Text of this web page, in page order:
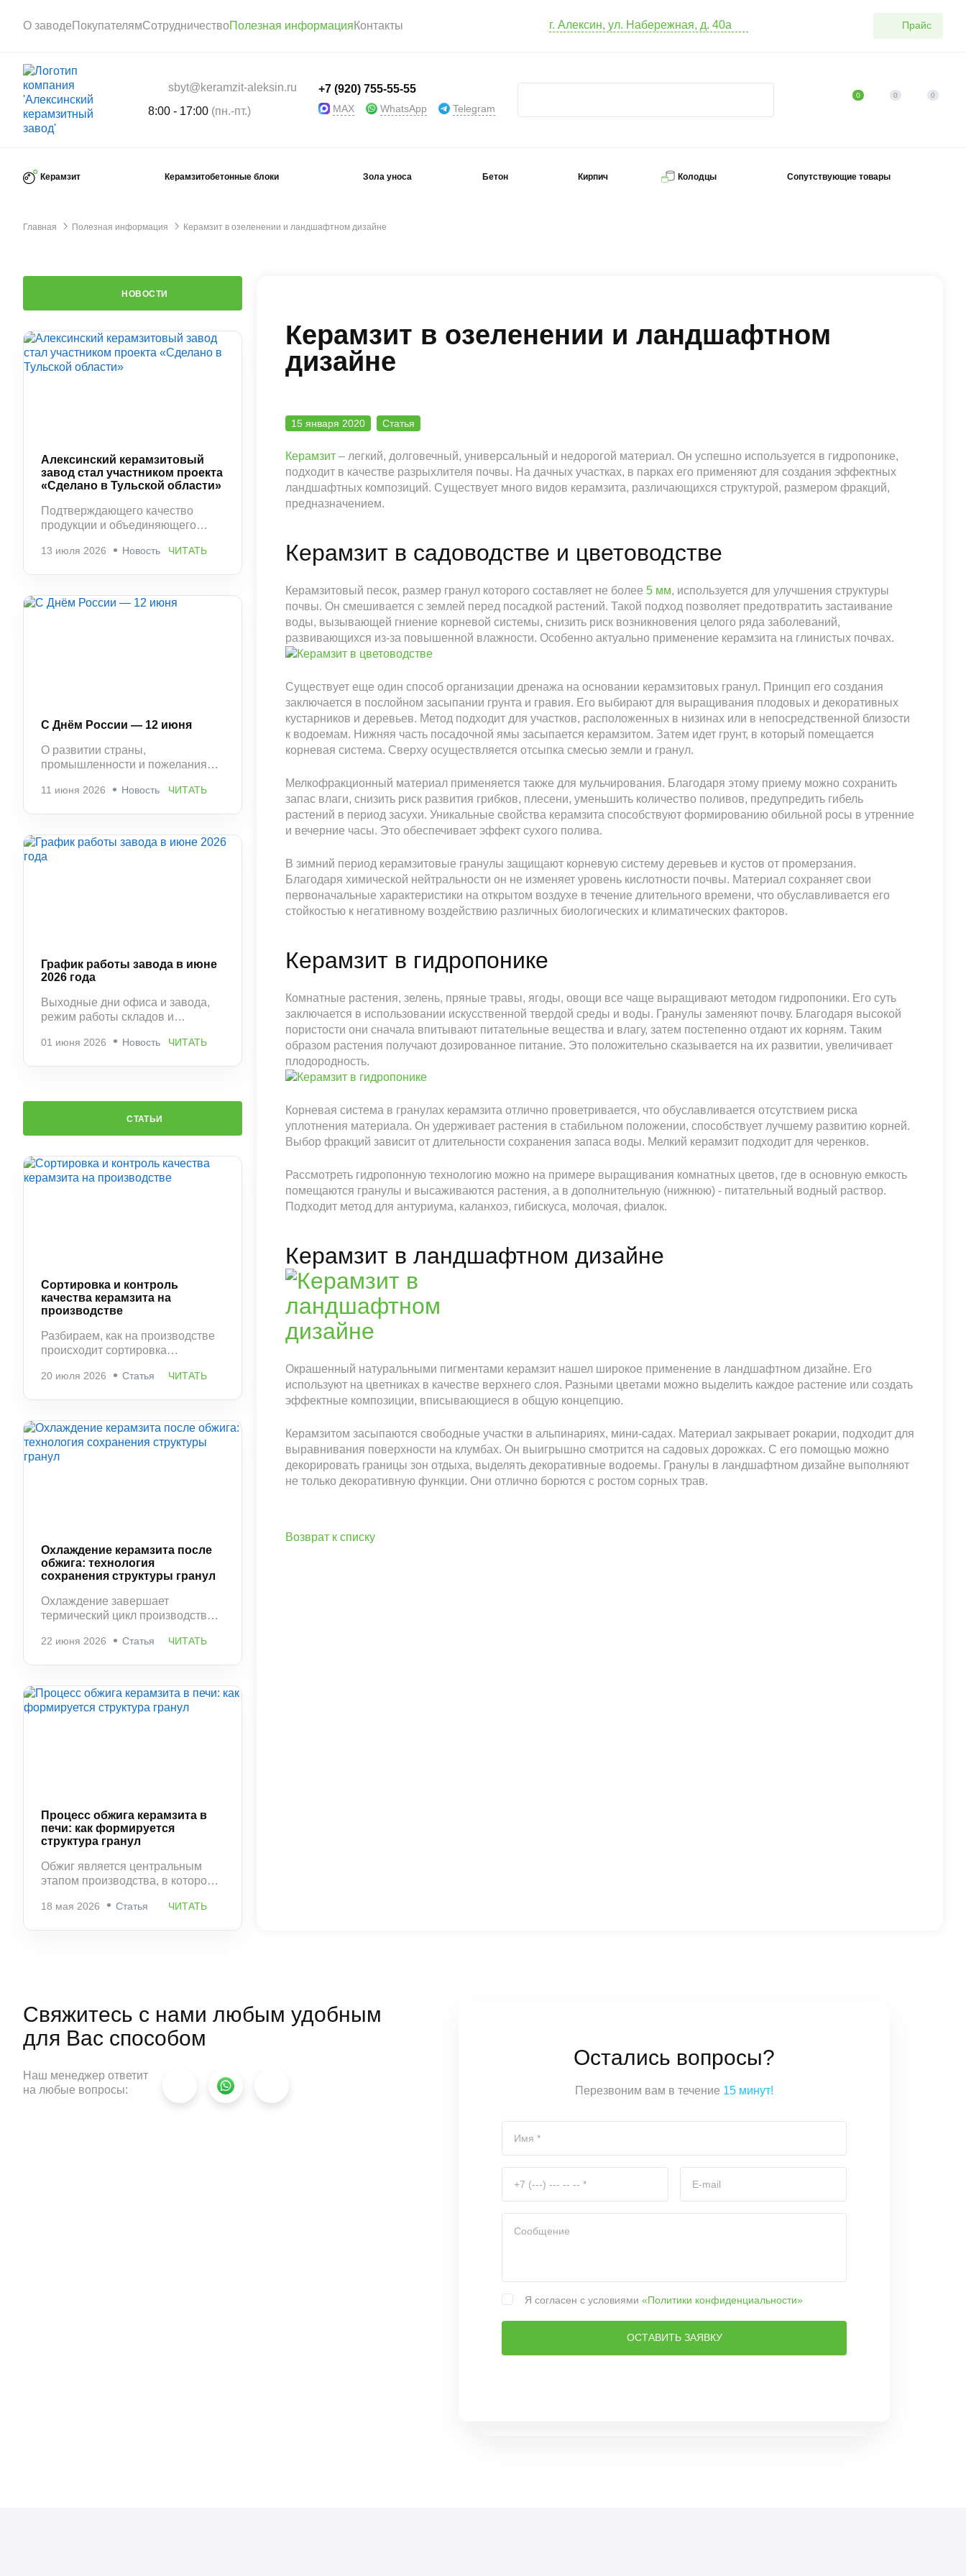
О заводе ПокупателямСотрудничествоПолезная информация Контакты г. Алексин, ул. Набережная, д. 40а Прайс
sbyt@keramzit-aleksin.ru
8:00 - 17:00(пн.-пт.)
+7 (920) 755-55-55
MAX WhatsApp Telegram
0 0 0
Керамзит Керамзитобетонные блоки Зола уноса Бетон Кирпич Колодцы Сопутствующие товары
Главная Полезная информация Керамзит в озеленении и ландшафтном дизайне
НОВОСТИ
Алексинский керамзитовый
завод стал участником проекта
«Сделано в Тульской области»
Подтверждающего качество
продукции и объединяющего
региона.
13 июля 2026 Новость ЧИТАТЬ
С Днём России — 12 июня
О развитии страны,
промышленности и пожелания
11 июня 2026 Новость ЧИТАТЬ
График работы завода в июне
2026 года
Выходные дни офиса и завода,
режим работы складов и
01 июня 2026 Новость ЧИТАТЬ
СТАТЬИ
Сортировка и контроль
качества керамзита на
производстве
Разбираем, как на производстве
происходит сортировка
контроль качества. Какие
влияет на свойства материала.
20 июля 2026 Статья ЧИТАТЬ
Охлаждение керамзита после
обжига: технология
сохранения структуры гранул
Охлаждение завершает
термический цикл производства и
материала, сформированную в
прочность, стабильную
пористость и устойчивость к
разрушению.
22 июня 2026 Статья ЧИТАТЬ
Процесс обжига керамзита в
печи: как формируется
структура гранул
Обжиг является центральным
этапом производства, в котором
свойства керамзита. Именно
18 мая 2026 Статья ЧИТАТЬ
Керамзит в озеленении и ландшафтном
дизайне
15 января 2020 Статья
Керамзит – легкий, долговечный, универсальный и недорогой материал. Он успешно используется в гидропонике,
подходит в качестве разрыхлителя почвы. На дачных участках, в парках его применяют для создания эффектных
ландшафтных композиций. Существует много видов керамзита, различающихся структурой, размером фракций,
предназначением.
Керамзит в садоводстве и цветоводстве
Керамзитовый песок, размер гранул которого составляет не более 5 мм, используется для улучшения структуры
почвы. Он смешивается с землей перед посадкой растений. Такой подход позволяет предотвратить застаивание
воды, вызывающей гниение корневой системы, снизить риск возникновения целого ряда заболеваний,
развивающихся из-за повышенной влажности. Особенно актуально применение керамзита на глинистых почвах.
Существует еще один способ организации дренажа на основании керамзитовых гранул. Принцип его создания
заключается в послойном засыпании грунта и гравия. Его выбирают для выращивания плодовых и декоративных
кустарников и деревьев. Метод подходит для участков, расположенных в низинах или в непосредственной близости
к водоемам. Нижняя часть посадочной ямы засыпается керамзитом. Затем идет грунт, в который помещается
корневая система. Сверху осуществляется отсыпка смесью земли и гранул.
Мелкофракционный материал применяется также для мульчирования. Благодаря этому приему можно сохранить
запас влаги, снизить риск развития грибков, плесени, уменьшить количество поливов, предупредить гибель
растений в период засухи. Уникальные свойства керамзита способствуют формированию обильной росы в утренние
и вечерние часы. Это обеспечивает эффект сухого полива.
В зимний период керамзитовые гранулы защищают корневую систему деревьев и кустов от промерзания.
Благодаря химической нейтральности он не изменяет уровень кислотности почвы. Материал сохраняет свои
первоначальные характеристики на открытом воздухе в течение длительного времени, что обуславливается его
стойкостью к негативному воздействию различных биологических и климатических факторов.
Керамзит в гидропонике
Комнатные растения, зелень, пряные травы, ягоды, овощи все чаще выращивают методом гидропоники. Его суть
заключается в использовании искусственной твердой среды и воды. Гранулы заменяют почву. Благодаря высокой
пористости они сначала впитывают питательные вещества и влагу, затем постепенно отдают их корням. Таким
образом растения получают дозированное питание. Это положительно сказывается на их развитии, увеличивает
плодородность.
Корневая система в гранулах керамзита отлично проветривается, что обуславливается отсутствием риска
уплотнения материала. Он удерживает растения в стабильном положении, способствует лучшему развитию корней.
Выбор фракций зависит от длительности сохранения запаса воды. Мелкий керамзит подходит для черенков.
Рассмотреть гидропонную технологию можно на примере выращивания комнатных цветов, где в основную емкость
помещаются гранулы и высаживаются растения, а в дополнительную (нижнюю) - питательный водный раствор.
Подходит метод для антуриума, каланхоэ, гибискуса, молочая, фиалок.
Керамзит в ландшафтном дизайне
Окрашенный натуральными пигментами керамзит нашел широкое применение в ландшафтном дизайне. Его
используют на цветниках в качестве верхнего слоя. Разными цветами можно выделить каждое растение или создать
эффектные композиции, вписывающиеся в общую концепцию.
Керамзитом засыпаются свободные участки в альпинариях, мини-садах. Материал закрывает рокарии, подходит для
выравнивания поверхности на клумбах. Он выигрышно смотрится на садовых дорожках. С его помощью можно
декорировать границы зон отдыха, выделять декоративные водоемы. Гранулы в ландшафтном дизайне выполняют
не только декоративную функции. Они отлично борются с ростом сорных трав.
Возврат к списку
Свяжитесь с нами любым удобным
для Вас способом
Наш менеджер ответит
на любые вопросы:
Остались вопросы?
Перезвоним вам в течение 15 минут!
Я согласен с условиями «Политики конфиденциальности»